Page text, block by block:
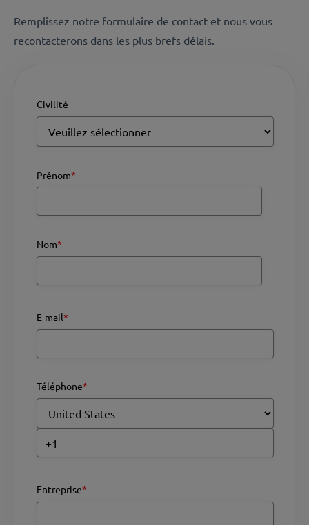
Remplissez notre formulaire de contact et nous vous
recontacterons dans les plus brefs délais.
Civilité
Prénom*
Nom*
E-mail*
Téléphone*
Entreprise*